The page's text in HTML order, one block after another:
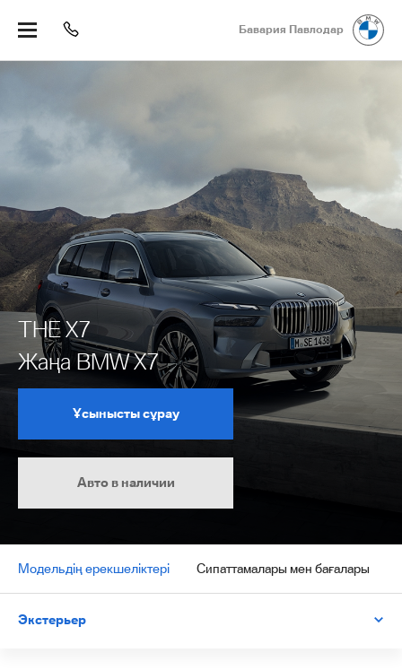
Бавария Павлодар
THE X7
Жаңа BMW X7
Ұсынысты сұрау
Авто в наличии
Модельдің ерекшеліктері Сипаттамалары мен бағалары
Экстерьер